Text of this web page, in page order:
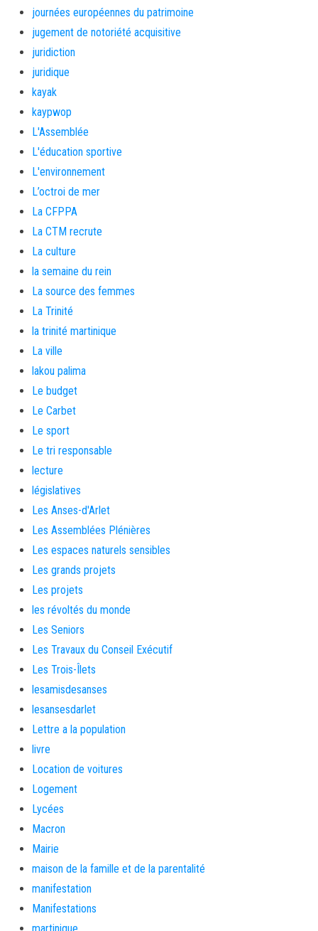
journées européennes du patrimoine
jugement de notoriété acquisitive
juridiction
juridique
kayak
kaypwop
L'Assemblée
L'éducation sportive
L'environnement
L’octroi de mer
La CFPPA
La CTM recrute
La culture
la semaine du rein
La source des femmes
La Trinité
la trinité martinique
La ville
lakou palima
Le budget
Le Carbet
Le sport
Le tri responsable
lecture
législatives
Les Anses-d'Arlet
Les Assemblées Plénières
Les espaces naturels sensibles
Les grands projets
Les projets
les révoltés du monde
Les Seniors
Les Travaux du Conseil Exécutif
Les Trois-Îlets
lesamisdesanses
lesansesdarlet
Lettre a la population
livre
Location de voitures
Logement
Lycées
Macron
Mairie
maison de la famille et de la parentalité
manifestation
Manifestations